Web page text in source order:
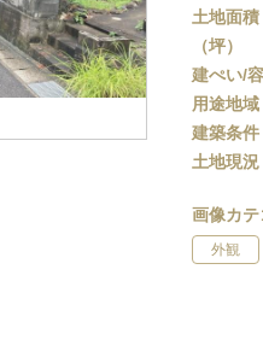
土地面積
（坪）
建ぺい/
用途地域
建築条件
土地現況
画像カテ
外観